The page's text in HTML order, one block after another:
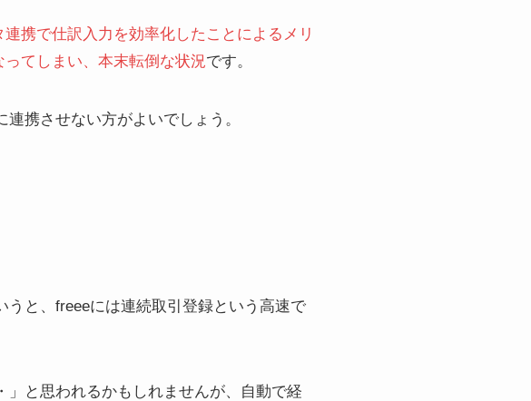
連携で仕訳入力を効率化したことによるメリ
てしまい、本末転倒な状況です。
携させない方がよいでしょう。
と、freeeには連続取引登録という高速で
」と思われるかもしれませんが、自動で経